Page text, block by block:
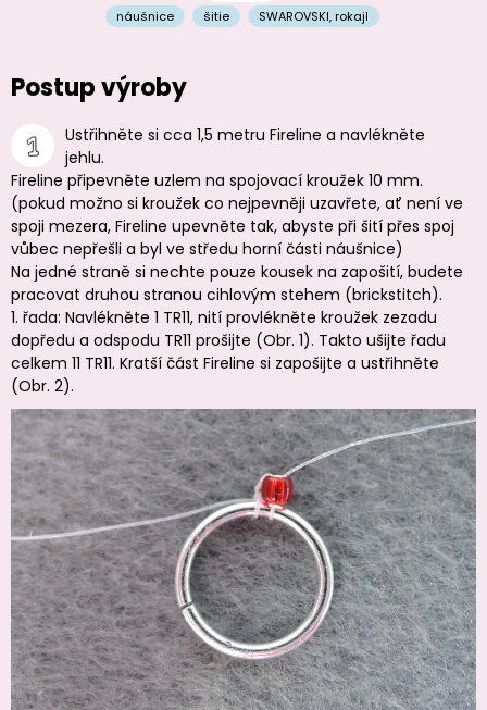
náušnice šitie SWAROVSKI, rokajl
Postup výroby
Ustřihněte si cca 1,5 metru Fireline a navlékněte
jehlu.
Fireline připevněte uzlem na spojovací kroužek 10 mm.
(pokud možno si kroužek co nejpevněji uzavřete, ať není ve
spoji mezera, Fireline upevněte tak, abyste při šití přes spoj
vůbec nepřešli a byl ve středu horní části náušnice)
Na jedné straně si nechte pouze kousek na zapošití, budete
pracovat druhou stranou cihlovým stehem (brickstitch).
1. řada: Navlékněte 1 TR11, nití provlékněte kroužek zezadu
dopředu a odspodu TR11 prošijte (Obr. 1). Takto ušijte řadu
celkem 11 TR11. Kratší část Fireline si zapošijte a ustřihněte
(Obr. 2).